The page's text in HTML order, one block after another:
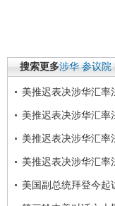
搜索更多涉华 参议院
美推迟表决涉华汇率
美推迟表决涉华汇率
美推迟表决涉华汇率
美推迟表决涉华汇率
美国副总统拜登今起